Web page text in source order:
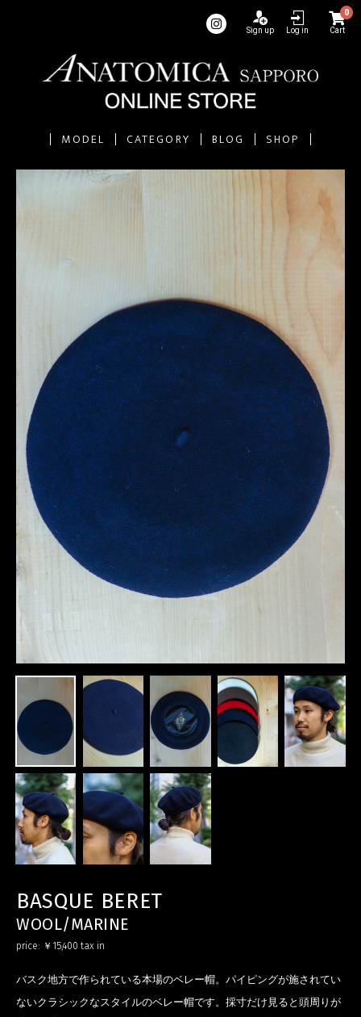
Sign up Log in
0
Cart
MODEL CATEGORY BLOG SHOP
BASQUE BERET
WOOL/MARINE
price: ￥15,400 tax in
バスク地方で作られている本場のベレー帽。パイピングが施されてい
ないクラシックなスタイルのベレー帽です。採寸だけ見ると頭周りが